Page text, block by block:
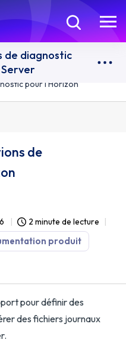
de diagnostic
pour l’Horizon
de
2 minute de lecture
produit
pour définir des
des fichiers journaux